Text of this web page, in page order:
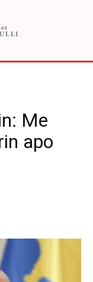
Me
apo